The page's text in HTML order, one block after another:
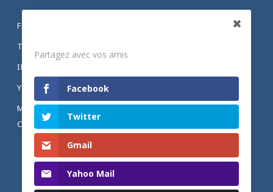
FACEBOOK
TWITTER
INSTAGRAM
YOUTUBE
MENTIONS LÉGALES ET POLITIQUE DE
CONFIDENTIALITÉ
Partagez avec vos amis
Facebook
Twitter
Gmail
Yahoo Mail